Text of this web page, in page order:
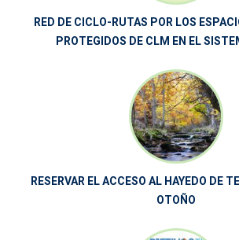
RED DE CICLO-RUTAS POR LOS
PROTEGIDOS DE CLM EN EL
RESERVAR EL ACCESO AL HAYEDO DE
OTOÑO